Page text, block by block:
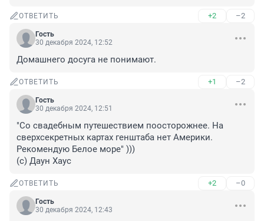
ОТВЕТИТЬ +2 –2
Гость
30 декабря 2024, 12:52
Домашнего досуга не понимают.
ОТВЕТИТЬ +1 –2
Гость
30 декабря 2024, 12:51
"Со свадебным путешествием поосторожнее. На
сверхсекретных картах генштаба нет Америки.
Рекомендую Белое море" )))
(с) Даун Хаус
ОТВЕТИТЬ +2 –0
Гость
30 декабря 2024, 12:43